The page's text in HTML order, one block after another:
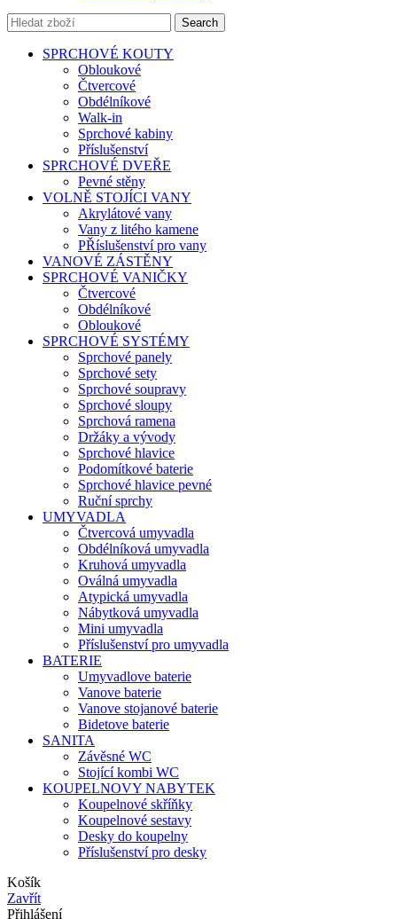
Search
SPRCHOVÉ KOUTY
Obloukové
Čtvercové
Obdélníkové
Walk-in
Sprchové kabiny
Příslušenství
SPRCHOVÉ DVEŘE
Pevné stěny
VOLNĚ STOJÍCI VANY
Akrylátové vany
Vany z litého kamene
PŘíslušenství pro vany
VANOVÉ ZÁSTĚNY
SPRCHOVÉ VANIČKY
Čtvercové
Obdélníkové
Obloukové
SPRCHOVÉ SYSTÉMY
Sprchové panely
Sprchové sety
Sprchové soupravy
Sprchové sloupy
Sprchová ramena
Držáky a vývody
Sprchové hlavice
Podomítkové baterie
Sprchové hlavice pevné
Ruční sprchy
UMYVADLA
Čtvercová umyvadla
Obdélníková umyvadla
Kruhová umyvadla
Oválná umyvadla
Atypická umyvadla
Nábytková umyvadla
Mini umyvadla
Příslušenství pro umyvadla
BATERIE
Umyvadlove baterie
Vanove baterie
Vanove stojanové baterie
Bidetove baterie
SANITA
Závěsné WC
Stojící kombi WC
KOUPELNOVY NABYTEK
Koupelnové skříňky
Koupelnové sestavy
Desky do koupelny
Příslušenství pro desky
Košík
Zavřít
Přihlášení